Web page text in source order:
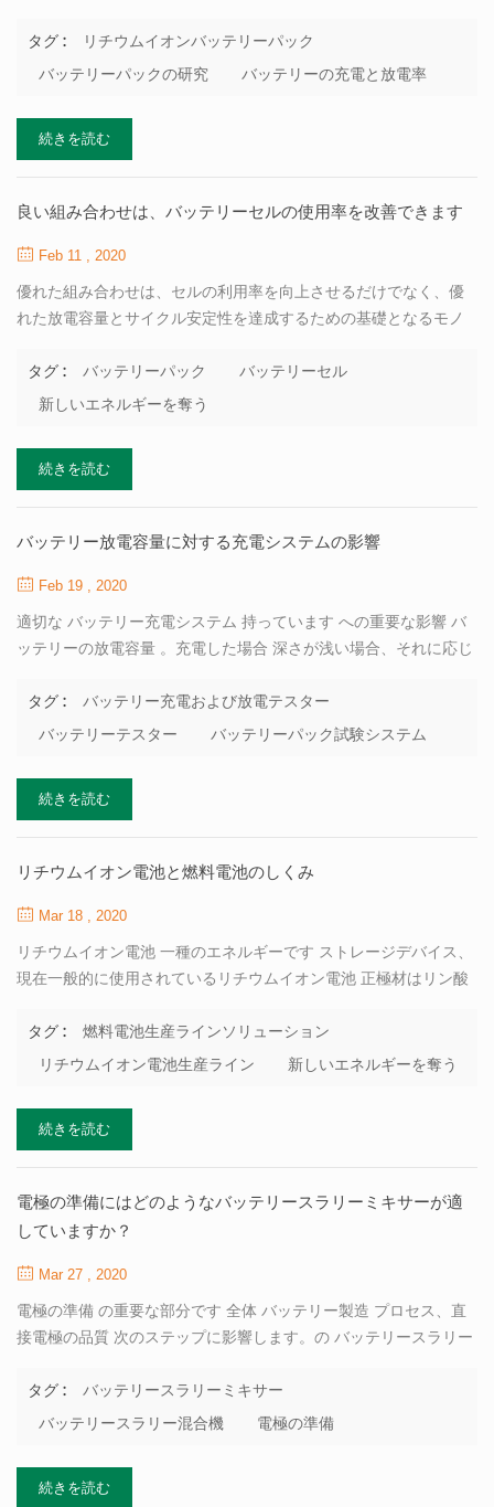
研究者の注意。 対応して、 リチウム電池パック 大容量、高速で継
続的に開発しています 充電、長寿命、高い安全性、これも新しい
オン電池パック 主に後に電気的性能試験を実施するために使用さ
れます セルは、決定するために、スクリーニング、構成、パッケ
か。 電池 直並列モノマーは特別な配慮が必要な間の一貫性です バ
ッテリーパックでは、内部などの良好な容量、充電状態のみ 抵
抗、自己放電の一貫性が再生および解放するために達成できま
す、 一貫性が悪いとバッテリー全体に深刻な影響を与える可能性
がある場合...
タグ :
リチウムイオンバッテリーパック
バッテリーパックの研究
バッテリーの充電と放電率
続きを読む
良い組み合わせは、バッテリーセルの使用率を改善できます
Feb 11 , 2020
優れた組み合わせは、セルの利用率を向上させるだけでなく、優
れた放電容量とサイクル安定性を達成するための基礎となるモノ
容量のACインピーダンスの分散度が強化され、バッテリのサイク
ルパフォーマンスと使用可能な容量が弱まります。 しかし、どの
析法を使用して、単電池間の違いを評価できます。まず、バッテ
リーの性能に影響を与える重要なポイントを数学的な方法で抽出
化によって実現します。バッテリー性能の定性分析は定量分析に
変換され、バッテリー性能の最適な組み合わせのために、実際に
使用できる簡単な方法が提案されます。 グループを使用したセル
スクリーニングに基づく包括的なパフォーマンス評価システム
は、主観的なグレードのデルファイと灰色の相...
タグ : バッテリーパック
バッテリーセル
新しいエネルギーを奪う
続きを読む
バッテリー放電容量に対する充電システムの影響
Feb 19 , 2020
適切な バッテリー充電システム 持っています への重要な影響 バ
ッテリーの放電容量 。充電した場合 深さが浅い場合、それに応じ
活性物質に影響を与え、 不可逆的な損傷。バッテリー容量と寿命
を減らします。したがって、それは 適切な充電率、上限電圧、お
電容量を実現しながら、安定性を最適化できます。 tobは、 バッ
テリーとバッテリーパックの充電 と放電テスター ために 電極材料
験など。 現在、定電流と 定電圧充電モードは主に電源に使用され
ます リチウムイオン電池 。沿って リチウムの定電流および定電圧
充電結果の分析 リン酸鉄システムと異なる充電下の三元系電池 電
流とカットオフ電圧、それはそれを見ることができます： （1...
タグ :
バッテリー充電および放電テスター
バッテリーテスター
バッテリーパック試験システム
続きを読む
リチウムイオン電池と燃料電池のしくみ
Mar 18 , 2020
リチウムイオン電池 一種のエネルギーです ストレージデバイス、
現在一般的に使用されているリチウムイオン電池 正極材はリン酸
リチウム電池。リチウム鉄を取る 例としてリン酸塩電池：放電す
るとき、中のリン酸鉄 正極と負極から移動したリチウムイオン 電
形成するために組み合わせる。に埋め込まれたリチウム 負極の黒
鉛層が逃げてリチウムイオンになります そして電子は電解質を通
私 本質的に一種の 燃料と酸化剤が電気に変換される発電機 燃焼せ
ずに直接電気化学反応によって。したがって、燃料電池 カルノー
サイクルによって制限されておらず、高いエネルギー変換を持っ
ています 効率。燃料電池は、電力変換と同じくらい60％効率的で
タグ :
燃料電池生産ラインソリューション
リチウムイオン電池生産ライン
新しいエネルギーを奪う
続きを読む
電極の準備にはどのようなバッテリースラリーミキサーが適
していますか？
Mar 27 , 2020
電極の準備 の重要な部分です 全体 バッテリー製造 プロセス、直
接電極の品質 次のステップに影響します。の バッテリースラリー
される粘性流体 そして他の粉は均等に。このスラリーは一定の粘
度が必要です 流動性と十分に小さい粒子サイズ。だから、どのよ
ず、ミキサーには十分な容量が必要です。 バッテリー製造には大
きな の数 電極 との良好な一貫性が必要です バッテリーセル 。だ
タグ :
バッテリースラリーミキサー
バッテリースラリー混合機
電極の準備
続きを読む